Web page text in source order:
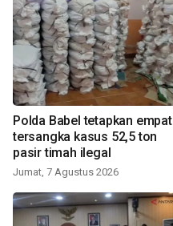
Polda Babel tetapkan empat
tersangka kasus 52,5 ton
pasir timah ilegal
Jumat, 7 Agustus 2026